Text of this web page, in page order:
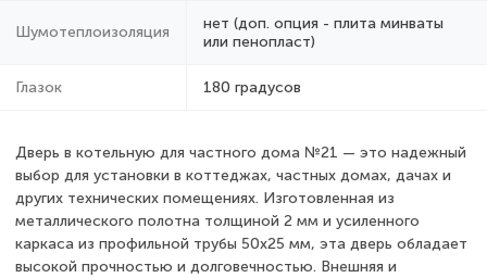
Шумотеплоизоляция
нет (доп. опция - плита минваты
или пенопласт)
Глазок 180 градусов
Дверь в котельную для частного дома №21 — это надежный
выбор для установки в коттеджах, частных домах, дачах и
других технических помещениях. Изготовленная из
металлического полотна толщиной 2 мм и усиленного
каркаса из профильной трубы 50х25 мм, эта дверь обладает
высокой прочностью и долговечностью. Внешняя и